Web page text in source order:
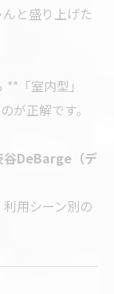
と盛り上げた
「室内型」
が正解です。
谷DeBarge（デ
用シーン別の